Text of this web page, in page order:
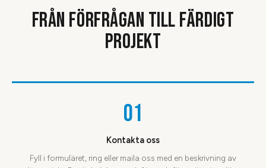
FRÅN FÖRFRÅGAN TILL FÄRDIGT
PROJEKT
01
Kontakta oss
Fyll i formuläret, ring eller maila oss med en beskrivning av